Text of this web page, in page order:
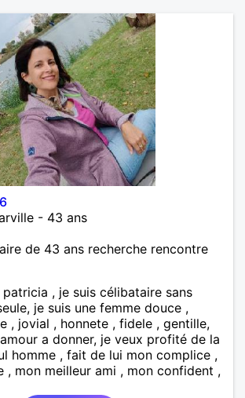
- 43 ans
de 43 ans recherche rencontre
, je suis célibataire sans
je suis une femme douce ,
, jovial , honnete , fidele , gentille,
a donner, je veux profité de la
homme , fait de lui mon complice ,
, mon meilleur ami , mon confident ,